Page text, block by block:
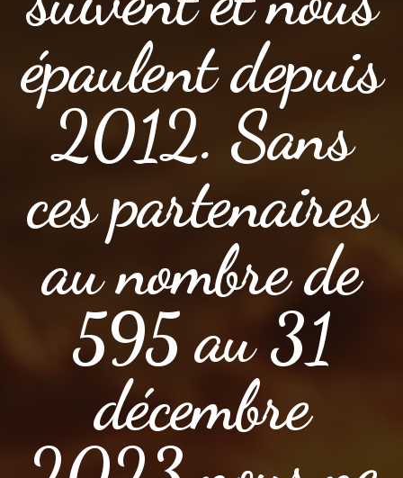
épaulent depuis
2012. Sans
ces partenaires
au nombre de
595 au 31
décembre